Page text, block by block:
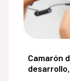
Camarón
Camarón